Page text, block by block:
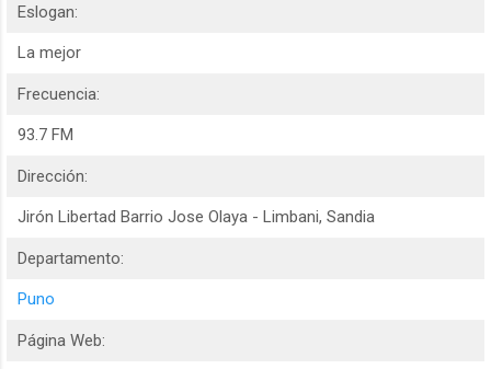
Eslogan:
La mejor
Frecuencia:
93.7 FM
Dirección:
Jirón Libertad Barrio Jose Olaya - Limbani, Sandia
Departamento:
Puno
Página Web: